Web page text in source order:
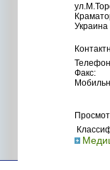
Украина
Факс: